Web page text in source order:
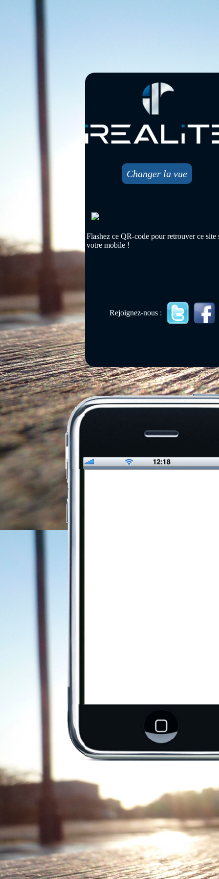
Changer la vue
Flashez ce QR-code pour retrouver ce site
votre mobile !
Rejoignez-nous :